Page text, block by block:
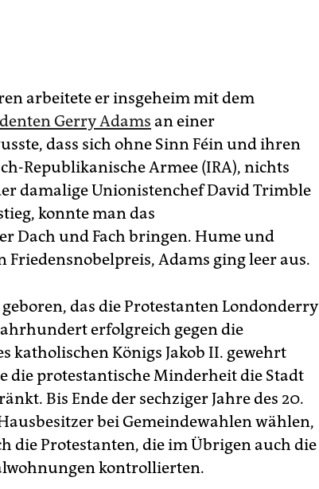
arbeitete er insgeheim mit dem
Gerry Adams an einer
dass sich ohne Sinn Féin und ihren
Republikanische Armee (IRA), nichts
damalige Unionistenchef David Trimble
konnte man das
Dach und Fach bringen. Hume und
Adams ging leer aus.
das die Protestanten Londonderry
erfolgreich gegen die
katholischen Königs Jakob II. gewehrt
die protestantische Minderheit die Stadt
Bis Ende der sechziger Jahre des 20.
bei Gemeindewahlen wählen,
die Protestanten, die im Übrigen auch die
kontrollierten.